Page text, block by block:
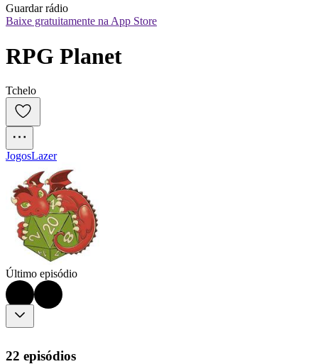
Guardar rádio
Baixe gratuitamente na App Store
RPG Planet
Tchelo
JogosLazer
Último episódio
22 episódios